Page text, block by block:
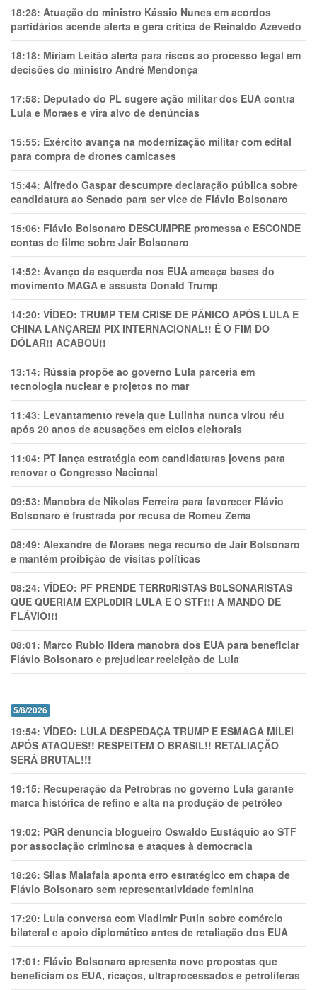
18:28: Atuação do ministro Kássio Nunes em acordos
partidários acende alerta e gera crítica de Reinaldo Azevedo
18:18: Míriam Leitão alerta para riscos ao processo legal em
decisões do ministro André Mendonça
17:58: Deputado do PL sugere ação militar dos EUA contra
Lula e Moraes e vira alvo de denúncias
15:55: Exército avança na modernização militar com edital
para compra de drones camicases
15:44: Alfredo Gaspar descumpre declaração pública sobre
candidatura ao Senado para ser vice de Flávio Bolsonaro
15:06: Flávio Bolsonaro DESCUMPRE promessa e ESCONDE
contas de filme sobre Jair Bolsonaro
14:52: Avanço da esquerda nos EUA ameaça bases do
movimento MAGA e assusta Donald Trump
14:20: VÍDEO: TRUMP TEM CRlSE DE PÂNlCO APÓS LULA E
CHINA LANÇAREM PIX INTERNACIONAL!! É O FIM DO
DÓLAR!! ACABOU!!
13:14: Rússia propõe ao governo Lula parceria em
tecnologia nuclear e projetos no mar
11:43: Levantamento revela que Lulinha nunca virou réu
após 20 anos de acusações em ciclos eleitorais
11:04: PT lança estratégia com candidaturas jovens para
renovar o Congresso Nacional
09:53: Manobra de Nikolas Ferreira para favorecer Flávio
Bolsonaro é frustrada por recusa de Romeu Zema
08:49: Alexandre de Moraes nega recurso de Jair Bolsonaro
e mantém proibição de visitas políticas
08:24: VÍDEO: PF PRENDE TERR0RlSTAS B0LSONARlSTAS
QUE QUERIAM EXPL0DlR LULA E O STF!!! A MANDO DE
FLÁVIO!!!
08:01: Marco Rubio lidera manobra dos EUA para beneficiar
Flávio Bolsonaro e prejudicar reeleição de Lula
5/8/2026
19:54: VÍDEO: LULA DESPEDAÇA TRUMP E ESMAGA MILEI
APÓS ATAQUES!! RESPEITEM O BRASIL!! RETALIAÇÃO
SERÁ BRUTAL!!!
19:15: Recuperação da Petrobras no governo Lula garante
marca histórica de refino e alta na produção de petróleo
19:02: PGR denuncia blogueiro Oswaldo Eustáquio ao STF
por associação criminosa e ataques à democracia
18:26: Silas Malafaia aponta erro estratégico em chapa de
Flávio Bolsonaro sem representatividade feminina
17:20: Lula conversa com Vladimir Putin sobre comércio
bilateral e apoio diplomático antes de retaliação dos EUA
17:01: Flávio Bolsonaro apresenta nove propostas que
beneficiam os EUA, ricaços, ultraprocessados e petrolíferas